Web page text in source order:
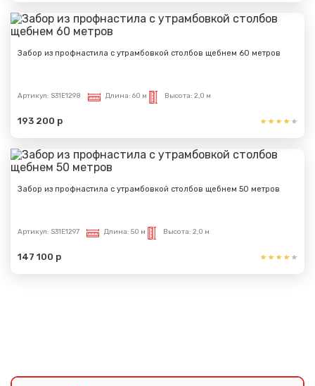
Забор из профнастила с утрамбовкой столбов щебнем 60 метров
Артикул: S31E1298 Длина: 60 м Высота: 2,0 м
193 200 р
Забор из профнастила с утрамбовкой столбов щебнем 50 метров
Артикул: S31E1297 Длина: 50 м Высота: 2,0 м
147 100 р